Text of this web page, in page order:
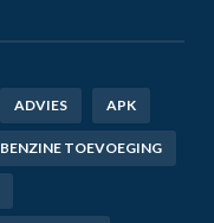
ADVIES APK
BENZINE TOEVOEGING